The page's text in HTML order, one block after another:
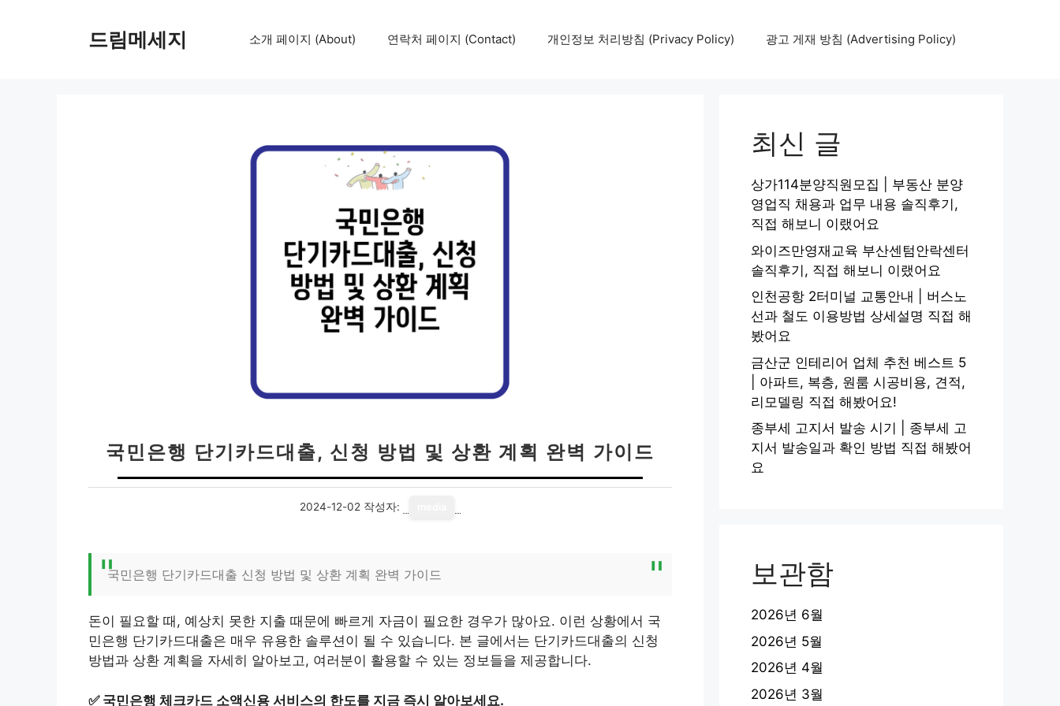
드림메세지 소개 페이지 (About) 연락처 페이지 (Contact) 개인정보 처리방침 (Privacy Policy) 광고 게재 방침 (Advertising Policy)
국민은행 단기카드대출, 신청 방법 및 상환 계획 완벽 가이드
2024-12-02 작성자:
국민은행 단기카드대출 신청 방법 및 상환 계획 완벽 가이드
돈이 필요할 때, 예상치 못한 지출 때문에 빠르게 자금이 필요한 경우가 많아요. 이런 상황에서 국
민은행 단기카드대출은 매우 유용한 솔루션이 될 수 있습니다. 본 글에서는 단기카드대출의 신청
방법과 상환 계획을 자세히 알아보고, 여러분이 활용할 수 있는 정보들을 제공합니다.
✅ 국민은행 체크카드 소액신용 서비스의 한도를 지금 즉시 알아보세요.
최신 글
상가114분양직원모집 | 부동산 분양
영업직 채용과 업무 내용 솔직후기,
직접 해보니 이랬어요
와이즈만영재교육 부산센텀안락센터
솔직후기, 직접 해보니 이랬어요
인천공항 2터미널 교통안내 | 버스노
선과 철도 이용방법 상세설명 직접 해
봤어요
금산군 인테리어 업체 추천 베스트 5
| 아파트, 복층, 원룸 시공비용, 견적,
리모델링 직접 해봤어요!
종부세 고지서 발송 시기 | 종부세 고
지서 발송일과 확인 방법 직접 해봤어
요
보관함
2026년 6월
2026년 5월
2026년 4월
2026년 3월